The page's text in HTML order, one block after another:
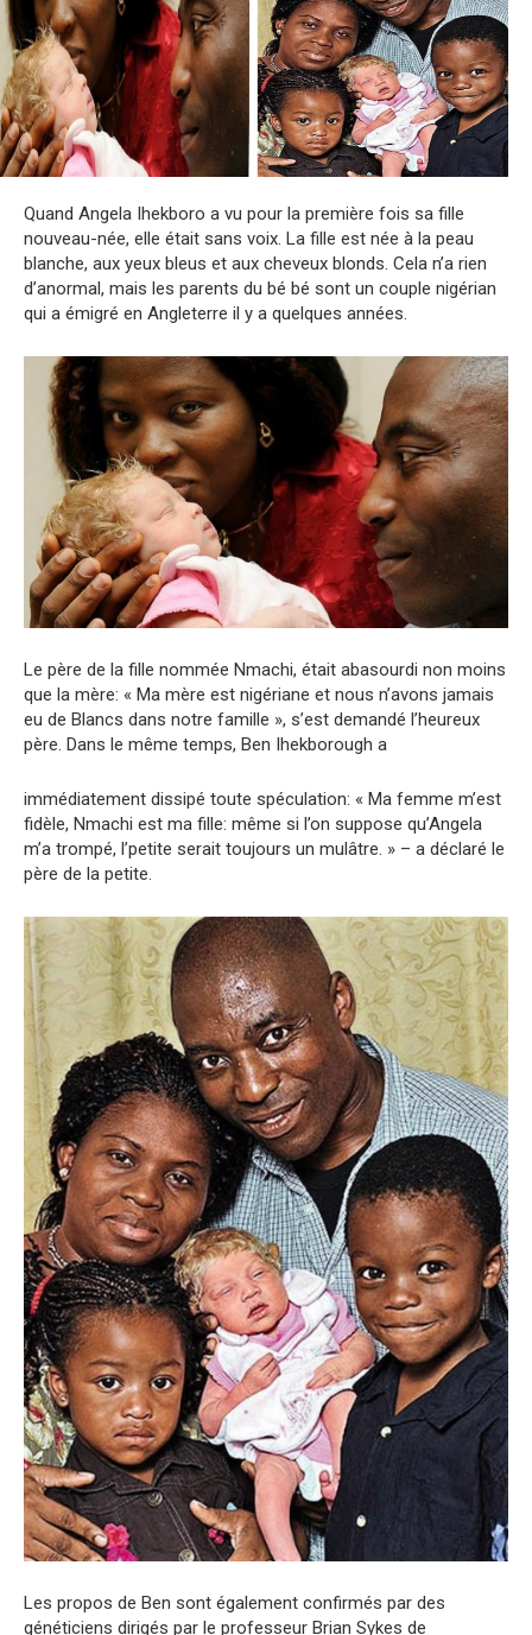
Quand Angela Ihekboro a vu pour la première fois sa fille
nouveau-née, elle était sans voix. La fille est née à la peau
blanche, aux yeux bleus et aux cheveux blonds. Cela n’a rien
d’anormal, mais les parents du bé bé sont un couple nigérian
qui a émigré en Angleterre il y a quelques années.
Le père de la fille nommée Nmachi, était abasourdi non moins
que la mère: « Ma mère est nigériane et nous n’avons jamais
eu de Blancs dans notre famille », s’est demandé l’heureux
père. Dans le même temps, Ben Ihekborough a
immédiatement dissipé toute spéculation: « Ma femme m’est
fidèle, Nmachi est ma fille: même si l’on suppose qu’Angela
m’a trompé, l’petite serait toujours un mulâtre. » – a déclaré le
père de la petite.
Les propos de Ben sont également confirmés par des
généticiens dirigés par le professeur Brian Sykes de